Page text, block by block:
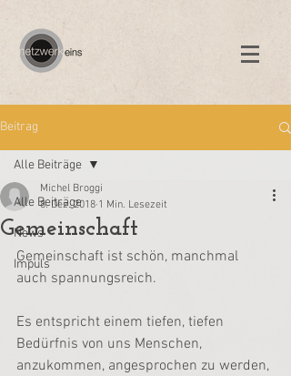
Beitrag
Alle Beiträge
News
Impuls
Alle Beiträge
Gemeinschaft
Michel Broggi
8. Dez. 2018 1 Min. Lesezeit
Gemeinschaft ist schön, manchmal
auch spannungsreich.
Es entspricht einem tiefen, tiefen
Bedürfnis von uns Menschen,
anzukommen, angesprochen zu werden,